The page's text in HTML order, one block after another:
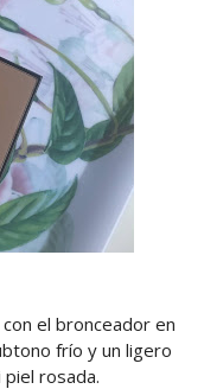
el bronceador en
frío y un ligero
rosada.